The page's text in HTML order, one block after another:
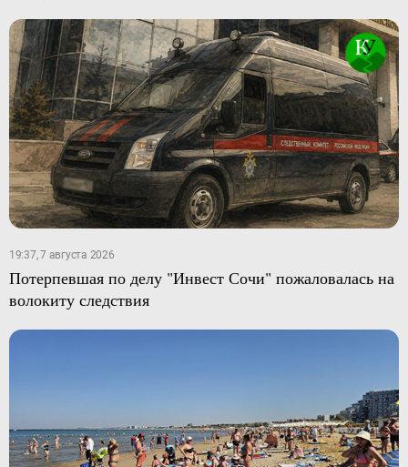
19:37, 7 августа 2026
Потерпевшая по делу "Инвест Сочи" пожаловалась на
волокиту следствия